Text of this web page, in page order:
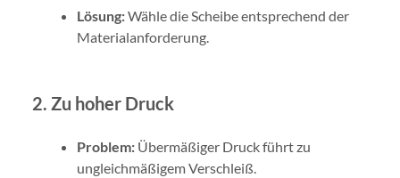
Lösung:Wähle die Scheibe entsprechend der
Materialanforderung.
2. Zu hoher Druck
Problem:Übermäßiger Druck führt zu
ungleichmäßigem Verschleiß.